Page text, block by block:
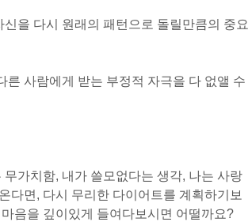
을 다시 원래의 패턴으로 돌릴만큼의 중요
른 사람에게 받는 부정적 자극을 다 없앨 수
가치함, 내가 쓸모없다는 생각, 나는 사랑
다면, 다시 무리한 다이어트를 계획하기보
음을 깊이있게 들여다보시면 어떨까요?